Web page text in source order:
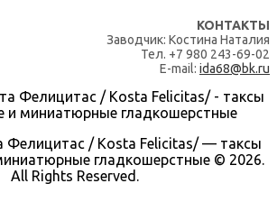
КОНТАКТЫ
Заводчик: Костина Наталия
Тел. +7 980 243-69-02
E-mail: ida68@bk.ru
Фелицитас / Kosta Felicitas/ — таксы
гладкошерстные © 2026.
All Rights Reserved.